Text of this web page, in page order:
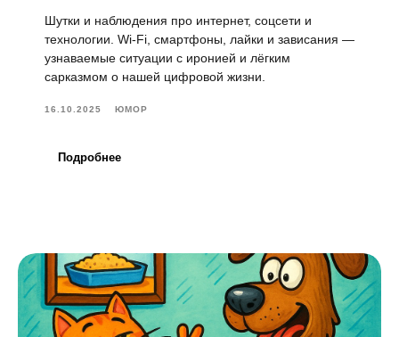
Шутки и наблюдения про интернет, соцсети и
технологии. Wi-Fi, смартфоны, лайки и зависания —
узнаваемые ситуации с иронией и лёгким
сарказмом о нашей цифровой жизни.
16.10.2025 ЮМОР
Подробнее